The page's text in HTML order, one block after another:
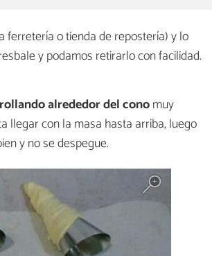
ferretería o tienda de repostería) y lo
y podamos retirarlo con facilidad.
alrededor del conomuy
llegar con la masa hasta arriba, luego
y no se despegue.